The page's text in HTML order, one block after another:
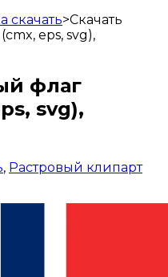
скачать>Скачать
eps, svg),
флаг
svg),
, Растровый клипарт